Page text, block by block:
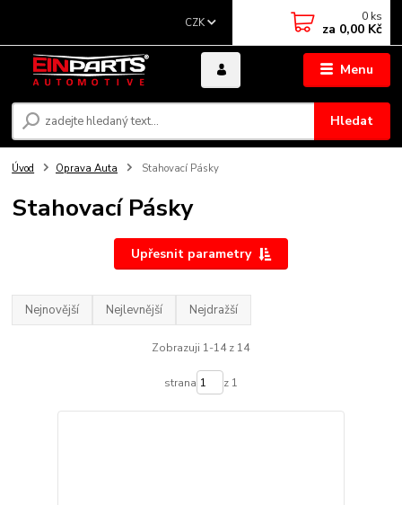
Menu
CZK
Hledat
0 ks
za 0,00 Kč
Úvod Oprava Auta Stahovací Pásky
Stahovací Pásky
Upřesnit parametry
Nejnovější Nejlevnější Nejdražší
Zobrazuji 1-14 z 14
strana z 1